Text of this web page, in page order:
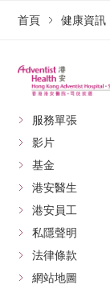
首頁 健康資訊
服務單張
影片
基金
港安醫生
港安員工
私隱聲明
法律條款
網站地圖